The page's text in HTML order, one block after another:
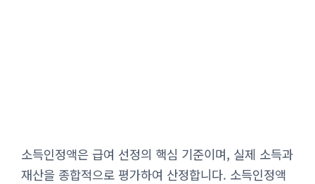
소득인정액은 급여 선정의 핵심 기준이며, 실제 소득과
재산을 종합적으로 평가하여 산정합니다. 소득인정액